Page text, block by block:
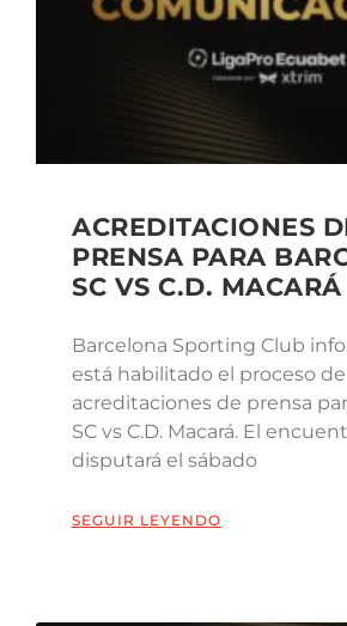
ACREDITACIONES
PRENSA PARA
SC VS C.D. MACARÁ
Barcelona Sporting Club
está habilitado el proceso de
acreditaciones de prensa
SC vs C.D. Macará. El
disputará el sábado
SEGUIR LEYENDO